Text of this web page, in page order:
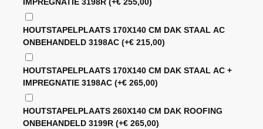
IMPREGNATIE 3198R(+€ 255,00)
HOUTSTAPELPLAATS 170X140 CM DAK STAAL AC
ONBEHANDELD 3198AC(+€ 215,00)
HOUTSTAPELPLAATS 170X140 CM DAK STAAL AC +
IMPREGNATIE 3198AC(+€ 265,00)
HOUTSTAPELPLAATS 260X140 CM DAK ROOFING
ONBEHANDELD 3199R(+€ 265,00)